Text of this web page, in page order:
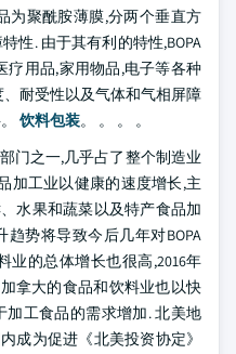
为聚酰胺薄膜,分两个垂直方
性. 由于其有利的特性,BOPA
疗用品,家用物品,电子等各种
耐受性以及气体和气相屏障
饮料包装。 。 。 。
门之一,几乎占了整个制造业
加工业以健康的速度增长,主
水果和蔬菜以及特产食品加
势将导致今后几年对BOPA
业的总体增长也很高,2016年
加拿大的食品和饮料业也以快
工食品的需求增加. 北美地
成为促进《北美投资协定》